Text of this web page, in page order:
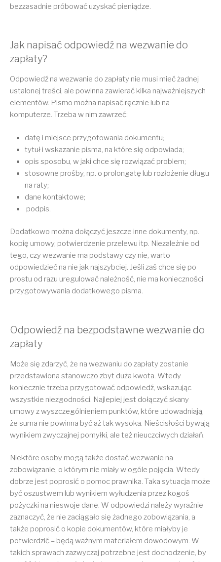
bezzasadnie próbować uzyskać pieniądze.
Jak napisać odpowiedź na wezwanie do
zapłaty?
Odpowiedź na wezwanie do zapłaty nie musi mieć żadnej
ustalonej treści, ale powinna zawierać kilka najważniejszych
elementów. Pismo można napisać ręcznie lub na
komputerze. Trzeba w nim zawrzeć:
datę i miejsce przygotowania dokumentu;
tytuł i wskazanie pisma, na które się odpowiada;
opis sposobu, w jaki chce się rozwiązać problem;
stosowne prośby, np. o prolongatę lub rozłożenie długu
na raty;
dane kontaktowe;
podpis.
Dodatkowo można dołączyć jeszcze inne dokumenty, np.
kopię umowy, potwierdzenie przelewu itp. Niezależnie od
tego, czy wezwanie ma podstawy czy nie, warto
odpowiedzieć na nie jak najszybciej. Jeśli zaś chce się po
prostu od razu uregulować należność, nie ma konieczności
przygotowywania dodatkowego pisma.
Odpowiedź na bezpodstawne wezwanie do
zapłaty
Może się zdarzyć, że na wezwaniu do zapłaty zostanie
przedstawiona stanowczo zbyt duża kwota. Wtedy
koniecznie trzeba przygotować odpowiedź, wskazując
wszystkie niezgodności. Najlepiej jest dołączyć skany
umowy z wyszczególnieniem punktów, które udowadniają,
że suma nie powinna być aż tak wysoka. Nieścisłości bywają
wynikiem zwyczajnej pomyłki, ale też nieuczciwych działań.
Niektóre osoby mogą także dostać wezwanie na
zobowiązanie, o którym nie miały w ogóle pojęcia. Wtedy
dobrze jest poprosić o pomoc prawnika. Taka sytuacja może
być oszustwem lub wynikiem wyłudzenia przez kogoś
pożyczki na nieswoje dane. W odpowiedzi należy wyraźnie
zaznaczyć, że nie zaciągało się żadnego zobowiązania, a
także poprosić o kopie dokumentów, które miałyby je
potwierdzić – będą ważnym materiałem dowodowym. W
takich sprawach zazwyczaj potrzebne jest dochodzenie, by